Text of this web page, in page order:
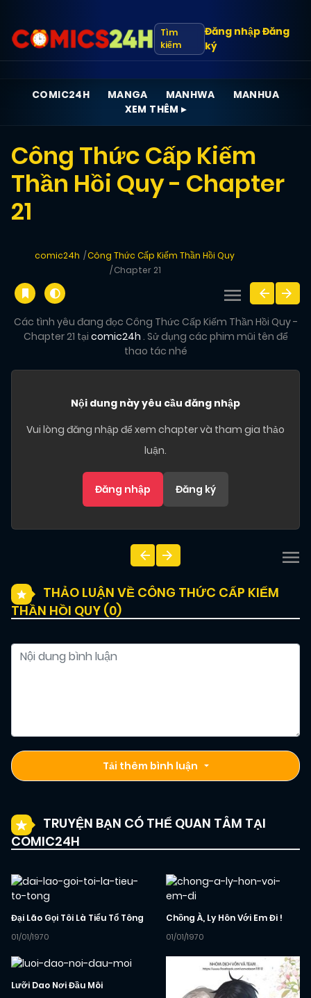
Tìm
kiếm
Đăng nhậpĐăng
ký
COMIC24H MANGA MANHWA
MANHUA
XEM THÊM ▸
Công Thức Cấp Kiếm
Thần Hồi Quy - Chapter
21
comic24h
Công Thức Cấp Kiếm Thần Hồi Quy
Chapter 21
Các tình yêu đang đọc Công Thức Cấp Kiếm Thần Hồi Quy -
Chapter 21 tại comic24h . Sử dụng các phim mũi tên để
thao tác nhé
Nội dung này yêu cầu đăng nhập
Vui lòng đăng nhập để xem chapter và tham gia thảo
luận.
Đăng nhập Đăng ký
THẢO LUẬN VỀ CÔNG THỨC CẤP KIẾM
THẦN HỒI QUY (0)
Tải thêm bình luận
TRUYỆN BẠN CÓ THỂ QUAN TÂM TẠI
COMIC24H
Đại Lão Gọi Tôi Là Tiểu Tổ Tông
01/01/1970
Chồng À, Ly Hôn Với Em Đi !
01/01/1970
Lưỡi Dao Nơi Đầu Môi